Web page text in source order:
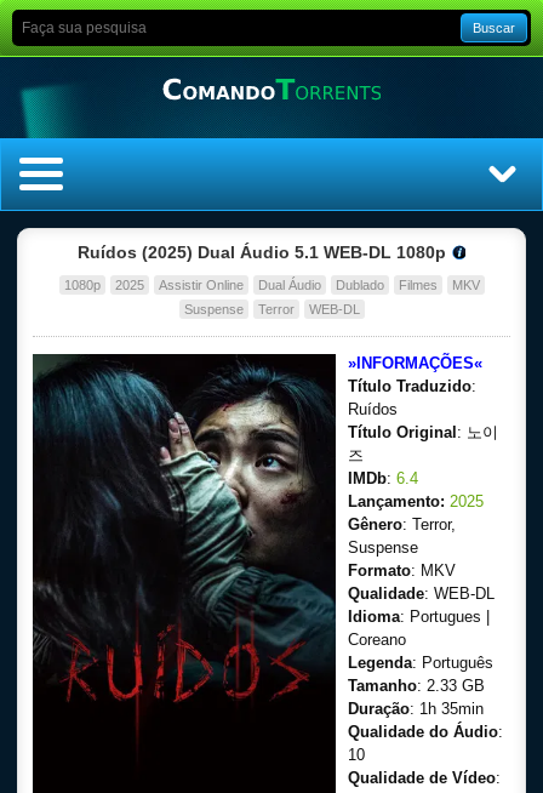
Buscar
Top Filmes
Top Séries
Filmes
Dublado
Legendado
Ruídos (2025) Dual Áudio 5.1 WEB-DL 1080p
1080p 2025 Assistir Online Dual Áudio Dublado Filmes
MKV
Suspense
Terror WEB-DL
»INFORMAÇÕES«
Título Traduzido:
Ruídos
Título Original : 노이
즈
IMDb: 6.4
Lançamento: 2025
Gênero: Terror,
Suspense
Formato: MKV
Qualidade: WEB-DL
Idioma: Portugues |
Coreano
Legenda: Português
Tamanho: 2.33 GB
Duração: 1h 35min
Qualidade do Áudio:
10
Qualidade de Vídeo: